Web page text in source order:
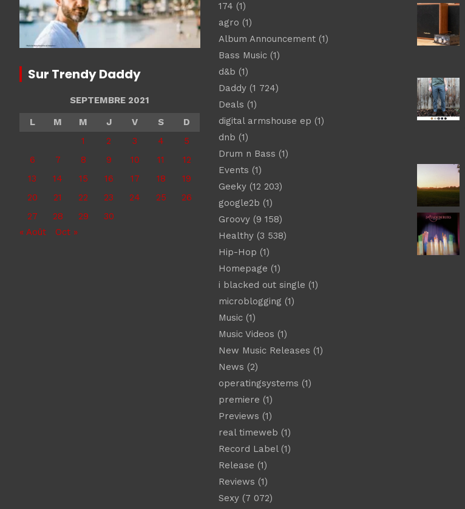
Sur Trendy Daddy
SEPTEMBRE 2021
L
M M J V S
D
1
2 3 4
5
6
7 8 9 10 11
12
13
14 15 16 17 18
19
20
21 22 23 24 25
26
27
28 29
30
« Août
Oct »
174 (1)
agro (1)
Album Announcement(1)
Bass Music(1)
d&b (1)
Daddy(1 724)
Deals (1)
digital armshouse ep (1)
dnb (1)
Drum n Bass (1)
Events (1)
Geeky(12 203)
google2b (1)
Groovy(9 158)
Healthy(3 538)
Hip-Hop (1)
Homepage (1)
i blacked out single (1)
microblogging (1)
Music(1)
Music Videos (1)
New Music Releases (1)
News (2)
operatingsystems (1)
premiere (1)
Previews (1)
real timeweb (1)
Record Label(1)
Release (1)
Reviews (1)
Sexy(7 072)